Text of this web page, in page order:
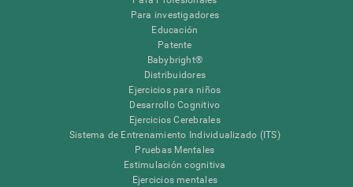
Para investigadores
Educación
Patente
Babybright®
Distribuidores
Ejercicios para niños
Desarrollo Cognitivo
Ejercicios Cerebrales
Sistema de Entrenamiento Individualizado (ITS)
Pruebas Mentales
Estimulación cognitiva
Ejercicios mentales